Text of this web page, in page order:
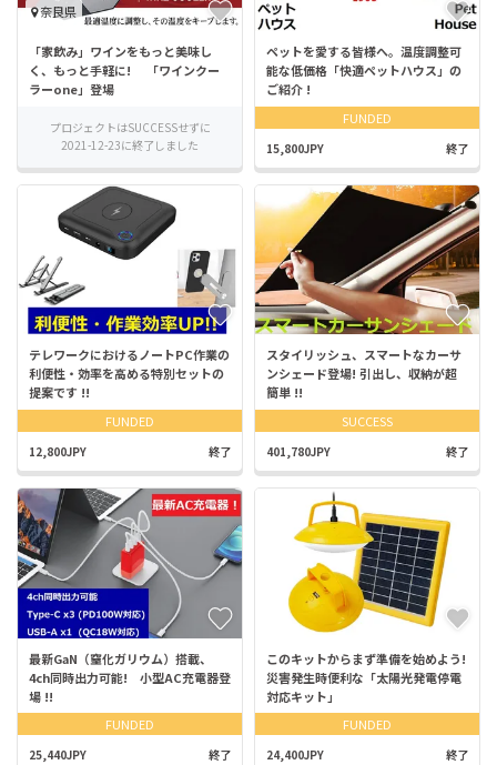
奈良県
「家飲み」ワインをもっと美味し
く、もっと手軽に! 「ワインクー
ラーone」登場
プロジェクトはSUCCESSせずに
2021-12-23に終了しました
ペットを愛する皆様へ。温度調整可
能な低価格「快適ペットハウス」の
ご紹介 !
FUNDED
15,800JPY 終了
テレワークにおけるノートPC作業の
利便性・効率を高める特別セットの
提案です !!
FUNDED
12,800JPY 終了
スタイリッシュ、スマートなカーサ
ンシェード登場! 引出し、収納が超
簡単 !!
SUCCESS
401,780JPY 終了
最新GaN（窒化ガリウム）搭載、
4ch同時出力可能! 小型AC充電器登
場 !!
FUNDED
25,440JPY 終了
このキットからまず準備を始めよう!
災害発生時便利な「太陽光発電停電
対応キット」
FUNDED
24,400JPY 終了